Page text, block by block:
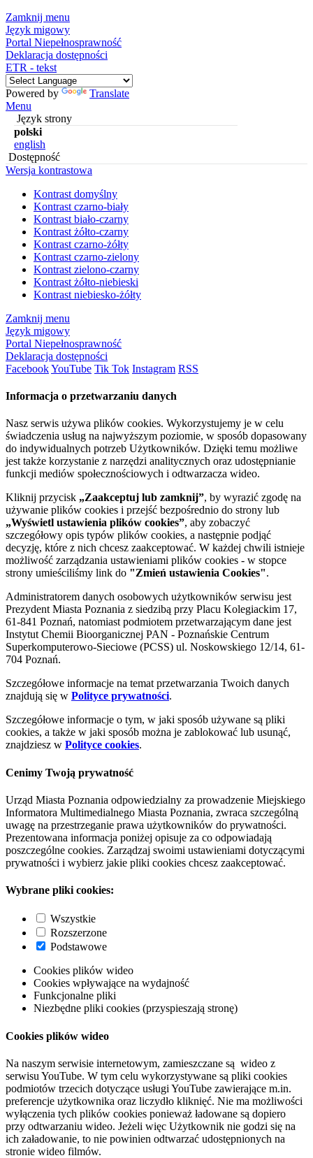
Zamknij menu
Język migowy
Portal Niepełnosprawność
Deklaracja dostępności
ETR - tekst
Powered by
Translate
Menu
Język strony
polski
english
Dostępność
Wersja kontrastowa
Kontrast domyślny
Kontrast czarno-biały
Kontrast biało-czarny
Kontrast żółto-czarny
Kontrast czarno-żółty
Kontrast czarno-zielony
Kontrast zielono-czarny
Kontrast żółto-niebieski
Kontrast niebiesko-żółty
Zamknij menu
Język migowy
Portal Niepełnosprawność
Deklaracja dostępności
FacebookYouTube Tik Tok Instagram RSS
Informacja o przetwarzaniu danych
Nasz serwis używa plików cookies. Wykorzystujemy je w celu
świadczenia usług na najwyższym poziomie, w sposób dopasowany
do indywidualnych potrzeb Użytkowników. Dzięki temu możliwe
jest także korzystanie z narzędzi analitycznych oraz udostępnianie
funkcji mediów społecznościowych i odtwarzacza wideo.
Kliknij przycisk „Zaakceptuj lub zamknij”, by wyrazić zgodę na
używanie plików cookies i przejść bezpośrednio do strony lub
„Wyświetl ustawienia plików cookies”, aby zobaczyć
szczegółowy opis typów plików cookies, a następnie podjąć
decyzję, które z nich chcesz zaakceptować. W każdej chwili istnieje
możliwość zarządzania ustawieniami plików cookies - w stopce
strony umieściliśmy link do "Zmień ustawienia Cookies".
Administratorem danych osobowych użytkowników serwisu jest
Prezydent Miasta Poznania z siedzibą przy Placu Kolegiackim 17,
61-841 Poznań, natomiast podmiotem przetwarzającym dane jest
Instytut Chemii Bioorganicznej PAN - Poznańskie Centrum
Superkomputerowo-Sieciowe (PCSS) ul. Noskowskiego 12/14, 61-
704 Poznań.
Szczegółowe informacje na temat przetwarzania Twoich danych
znajdują się w Polityce prywatności.
Szczegółowe informacje o tym, w jaki sposób używane są pliki
cookies, a także w jaki sposób można je zablokować lub usunąć,
znajdziesz w Polityce cookies.
Cenimy Twoją prywatność
Urząd Miasta Poznania odpowiedzialny za prowadzenie Miejskiego
Informatora Multimedialnego Miasta Poznania, zwraca szczególną
uwagę na przestrzeganie prawa użytkowników do prywatności.
Prezentowana informacja poniżej opisuje za co odpowiadają
poszczególne cookies. Zarządzaj swoimi ustawieniami dotyczącymi
prywatności i wybierz jakie pliki cookies chcesz zaakceptować.
Wybrane pliki cookies:
Wszystkie
Rozszerzone
Podstawowe
Cookies plików wideo
Cookies wpływające na wydajność
Funkcjonalne pliki
Niezbędne pliki cookies (przyspieszają stronę)
Cookies plików wideo
Na naszym serwisie internetowym, zamieszczane są wideo z
serwisu YouTube. W tym celu wykorzystywane są pliki cookies
podmiotów trzecich dotyczące usługi YouTube zawierające m.in.
preferencje użytkownika oraz liczydło kliknięć. Nie ma możliwości
wyłączenia tych plików cookies ponieważ ładowane są dopiero
przy odtwarzaniu wideo. Jeżeli więc Użytkownik nie godzi się na
ich załadowanie, to nie powinien odtwarzać udostępnionych na
stronie wideo filmów.